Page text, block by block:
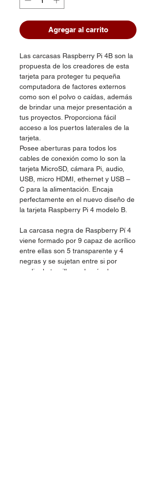
Agregar al carrito
Las carcasas Raspberry Pi 4B son la
propuesta de los creadores de esta
tarjeta para proteger tu pequeña
computadora de factores externos
como son el polvo o caídas, además
de brindar una mejor presentación a
tus proyectos. Proporciona fácil
acceso a los puertos laterales de la
tarjeta.
Posee aberturas para todos los
cables de conexión como lo son la
tarjeta MicroSD, cámara Pi, audio,
USB, micro HDMI, ethernet y USB –
C para la alimentación. Encaja
perfectamente en el nuevo diseño de
la tarjeta Raspberry Pi 4 modelo B.
La carcasa negra de Raspberry Pí 4
viene formado por 9 capaz de acrílico
entre ellas son 5 transparente y 4
negras y se sujetan entre si por
medio de tornillos, además de que